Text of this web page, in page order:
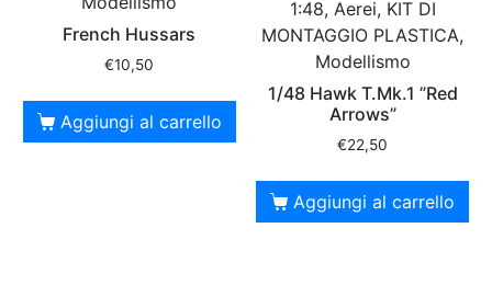
French Hussars
€10,50
Aggiungi al carrello
1:48, Aerei, KIT DI
MONTAGGIO PLASTICA,
Modellismo
1/48 Hawk T.Mk.1 ”Red
Arrows”
€22,50
Aggiungi al carrello